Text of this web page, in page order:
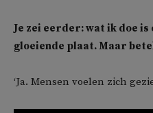
Je zei eerder: wat ik doe is
gloeiende plaat. Maar
‘Ja. Mensen voelen zich